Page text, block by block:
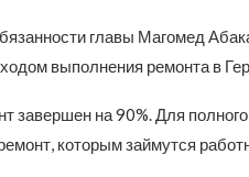
главы Магомед
выполнения ремонта в
завершен на 90%. Для
которым займутся